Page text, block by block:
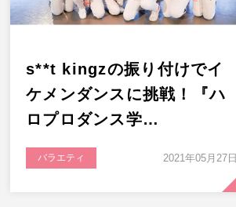
s**t kingzの振り付けでイ
ケメンダンスに挑戦！『ハ
ロプロダンス学…
バラエティ 2021年05月27日